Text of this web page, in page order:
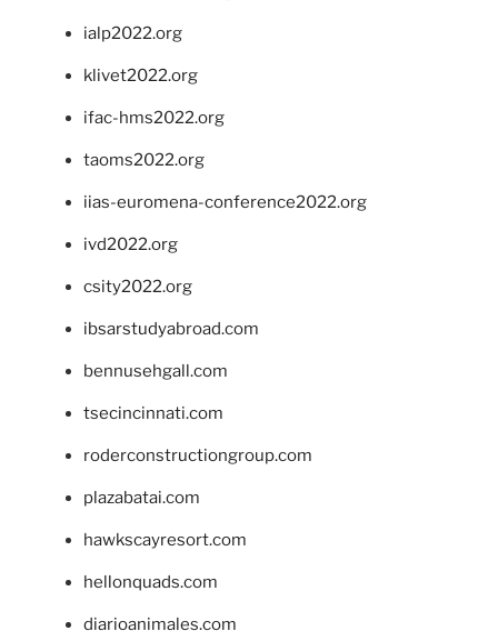
ialp2022.org
klivet2022.org
ifac-hms2022.org
taoms2022.org
iias-euromena-conference2022.org
ivd2022.org
csity2022.org
ibsarstudyabroad.com
bennusehgall.com
tsecincinnati.com
roderconstructiongroup.com
plazabatai.com
hawkscayresort.com
hellonquads.com
diarioanimales.com